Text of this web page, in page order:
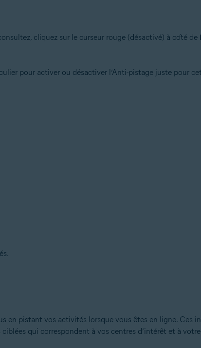
cliquez sur le curseur rouge (désactivé) à côté de
pour activer ou désactiver l’Anti-pistage juste pour
en pistant vos activités lorsque vous êtes en ligne. Ces
qui correspondent à vos centres d’intérêt et à